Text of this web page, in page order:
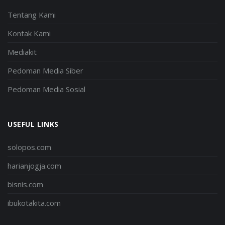
Tentang Kami
Kontak Kami
Mediakit
Pedoman Media Siber
Pedoman Media Sosial
USEFUL LINKS
solopos.com
harianjogja.com
bisnis.com
ibukotakita.com